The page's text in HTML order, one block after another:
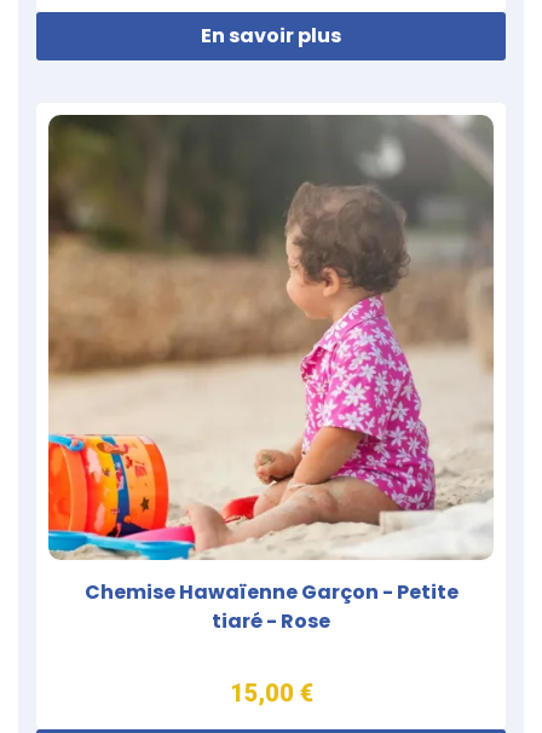
En savoir plus
Chemise Hawaïenne Garçon - Petite
tiaré - Rose
15,00 €